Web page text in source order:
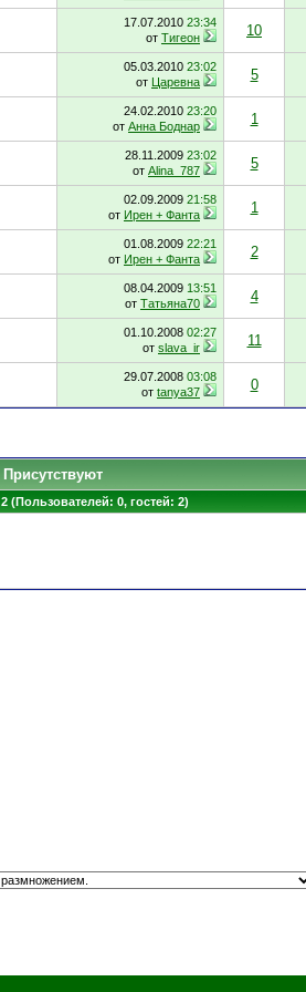
17.07.2010 23:34
от Тигеон 10
05.03.2010 23:02
от Царевна 5
24.02.2010 23:20
от Анна Боднар 1
28.11.2009 23:02
от Alina_787 5
02.09.2009 21:58
от Ирен + Фанта 1
01.08.2009 22:21
от Ирен + Фанта 2
08.04.2009 13:51
от Татьяна70 4
01.10.2008 02:27
от slava_ir 11
29.07.2008 03:08
от tanya37 0
Присутствуют
2 (Пользователей: 0, гостей: 2)